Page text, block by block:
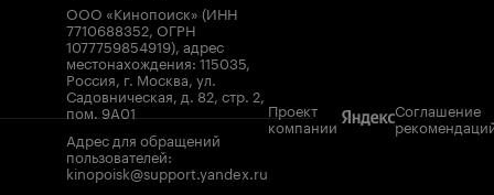
ООО «Кинопоиск» (ИНН
7710688352, ОГРН
1077759854919), адрес
местонахождения: 115035,
Россия, г. Москва, ул.
Садовническая, д. 82, стр. 2,
пом. 9А01
Адрес для обращений
пользователей:
kinopoisk@support.yandex.ru
Проект
компании
Соглашение